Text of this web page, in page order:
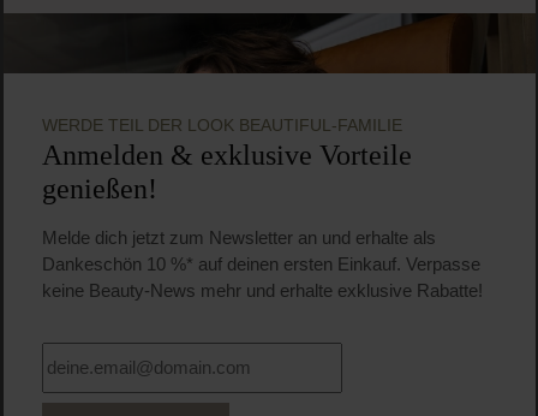
WERDE TEIL DER LOOK BEAUTIFUL-FAMILIE
Anmelden & exklusive Vorteile
genießen!
Melde dich jetzt zum Newsletter an und erhalte als
Dankeschön 10 %* auf deinen ersten Einkauf. Verpasse
keine Beauty-News mehr und erhalte exklusive Rabatte!